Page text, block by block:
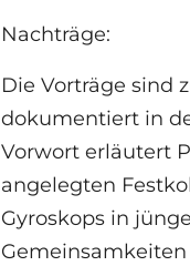
Nachträge:
Die Vorträge sind
dokumentiert in
Vorwort erläutert
angelegten
Gyroskops in